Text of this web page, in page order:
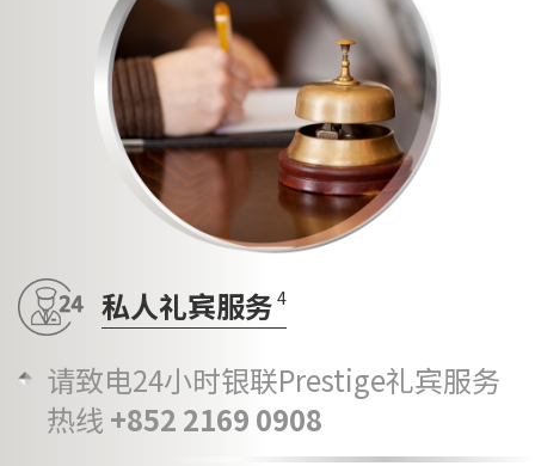
私人礼宾服务4
请致电24小时银联Prestige礼宾服务
热线 +852 2169 0908